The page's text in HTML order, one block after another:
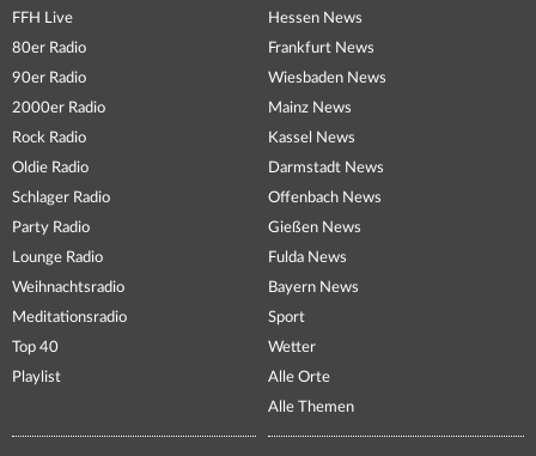
FFH Live
80er Radio
90er Radio
2000er Radio
Rock Radio
Oldie Radio
Schlager Radio
Party Radio
Lounge Radio
Weihnachtsradio
Meditationsradio
Top 40
Playlist
Hessen News
Frankfurt News
Wiesbaden News
Mainz News
Kassel News
Darmstadt News
Offenbach News
Gießen News
Fulda News
Bayern News
Sport
Wetter
Alle Orte
Alle Themen